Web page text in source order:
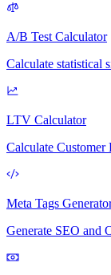
A/B Test Calculator
Calculate statistical
LTV Calculator
Calculate Customer
Meta Tags
Generate SEO and